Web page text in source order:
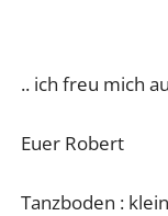
.. ich freu mich
Euer Robert
Tanzboden :